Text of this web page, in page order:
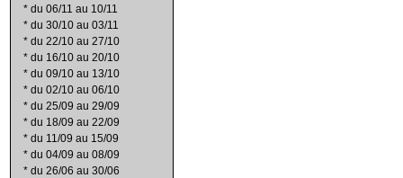
* du 06/11 au 10/11
* du 30/10 au 03/11
* du 22/10 au 27/10
* du 16/10 au 20/10
* du 09/10 au 13/10
* du 02/10 au 06/10
* du 25/09 au 29/09
* du 18/09 au 22/09
* du 11/09 au 15/09
* du 04/09 au 08/09
* du 26/06 au 30/06